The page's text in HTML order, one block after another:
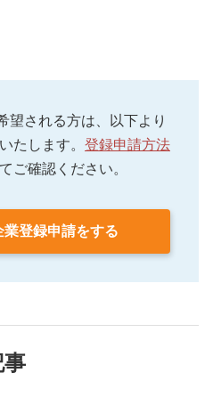
望される方は、以下より
たします。 登録申請方法
ご確認ください。
業登録申請をする